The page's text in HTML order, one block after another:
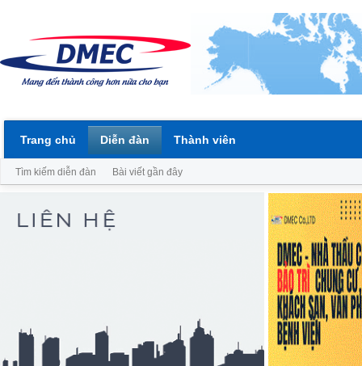
Trang chủ Diễn đàn
Tìm kiếm diễn đàn Bài viết gần đây
Thành viên